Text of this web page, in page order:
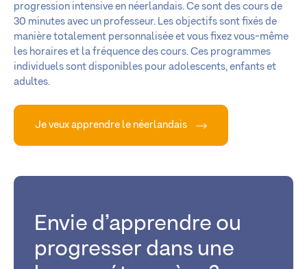
progression intensive en néerlandais. Ce sont des cours de
30 minutes avec un professeur. Les objectifs sont fixés de
manière totalement personnalisée et vous fixez vous-même
les horaires et la fréquence des cours. Ces programmes
individuels sont disponibles pour adolescents, enfants et
adultes.
Je veux apprendre le néerlandais
Envie d’apprendre ou
progresser dans une